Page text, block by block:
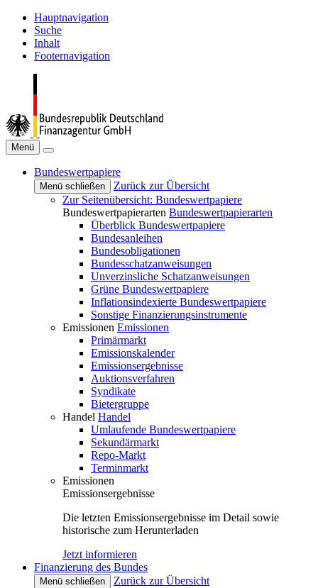
Hauptnavigation
Suche
Inhalt
Footernavigation
Menü
Bundeswertpapiere
Menü schließen
Zurück zur Übersicht
Zur Seitenübersicht: Bundeswertpapiere
Bundeswertpapierarten Bundeswertpapierarten
Überblick Bundeswertpapiere
Bundesanleihen
Bundesobligationen
Bundesschatzanweisungen
Unverzinsliche Schatzanweisungen
Grüne Bundeswertpapiere
Inflationsindexierte Bundeswertpapiere
Sonstige Finanzierungsinstrumente
Emissionen Emissionen
Primärmarkt
Emissionskalender
Emissionsergebnisse
Auktionsverfahren
Syndikate
Bietergruppe
Handel Handel
Umlaufende Bundeswertpapiere
Sekundärmarkt
Repo-Markt
Terminmarkt
Emissionen
Emissionsergebnisse
Die letzten Emissionsergebnisse im Detail sowie
historische zum Herunterladen
Jetzt informieren
Finanzierung des Bundes
Menü schließen
Zurück zur Übersicht